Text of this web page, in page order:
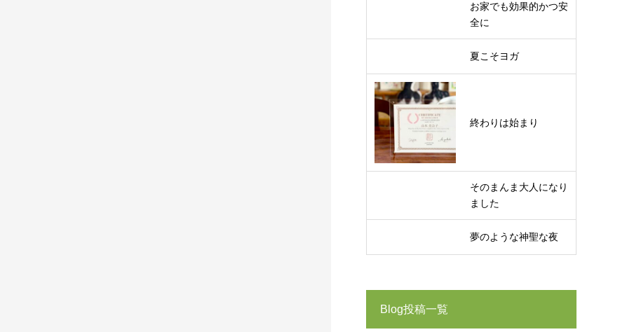
お家でも効果的かつ安
全に
夏こそヨガ
終わりは始まり
そのまんま大人になり
ました
夢のような神聖な夜
Blog投稿一覧